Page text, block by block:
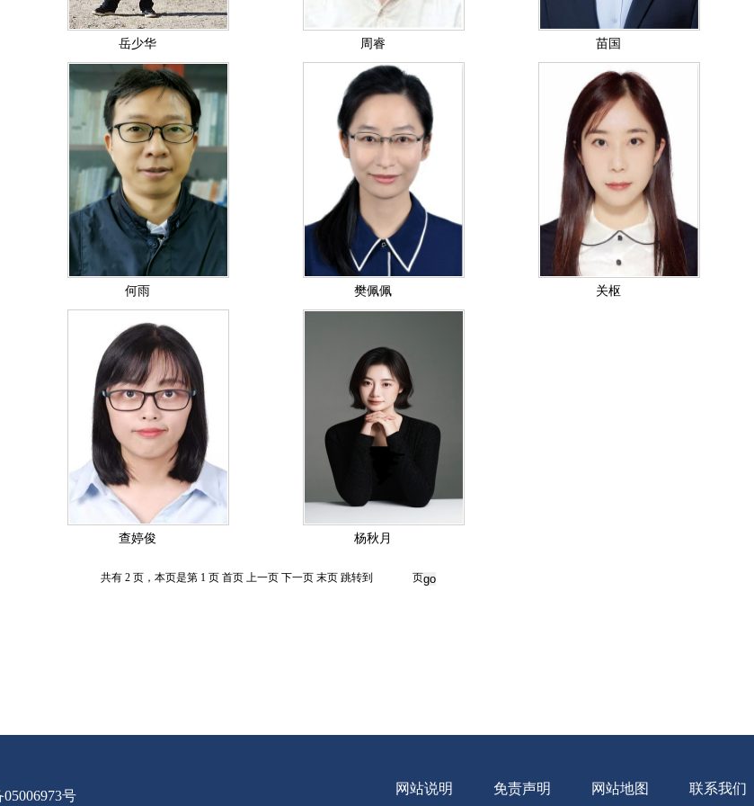
岳少华 周睿 苗国
何雨 樊佩佩 关枢
查婷俊 杨秋月
共有 2 页，本页是第 1 页 首页 上一页 下一页 末页跳转到 页
号 联系我们
网站地图
免责声明
网站说明